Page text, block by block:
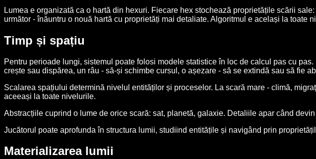
Lumea e organizată ca o hartă din hexuri. Fiecare hex stochează proprietățile scării
următor - înăuntru o nouă hartă cu proprietăți mai detaliate. Algoritmul e același la toate
Timp și spațiu
Pentru perioade lungi, sistemul poate folosi modele statistice în loc de calcul pas cu
crește sau dispărea, un râu - să-și schimbe cursul, o așezare - să se extindă sau să fie
Scalarea spațiului determină nivelul entităților și proceselor. La scară mare - climă,
aceeași la toate nivelurile.
Abstracțiile cuprind o lume de orice scară: sat, planetă, galaxie. Detaliile apar când
Jucătorul poate aprofunda în structura lumii, studiind entitățile și navigând prin
Materializarea lumii